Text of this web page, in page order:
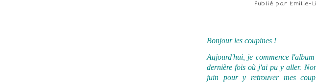
Publié par Emilie-
Bonjour les coupines !
Aujourd'hui, je commence
dernière fois où j'ai pu y aller.
juin pour y retrouver mes